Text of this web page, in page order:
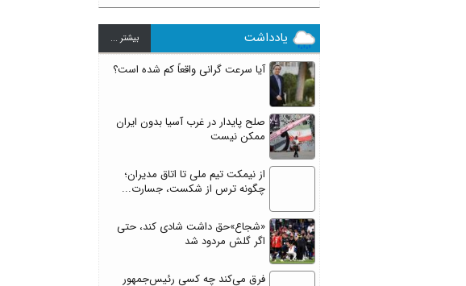
یادداشت بيشتر ...
آیا سرعت گرانی واقعاً کم شده است؟
صلح پایدار در غرب آسیا بدون ایران
ممکن نیست
از نیمکت تیم ملی تا اتاق مدیران؛
چگونه ترس از شکست، جسارت...
«شجاع»حق داشت شادی کند، حتی
اگر گلش مردود شد
فرق می‌کند چه کسی رئیس‌جمهور